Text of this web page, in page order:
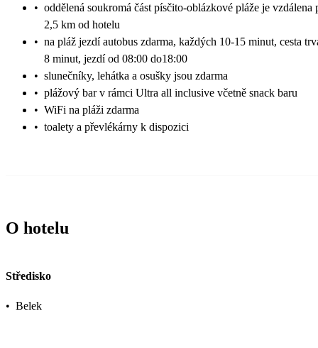
• oddělená soukromá část písčito-oblázkové pláže je vzdálena
2,5 km od hotelu
• na pláž jezdí autobus zdarma, každých 10-15 minut, cesta
8 minut, jezdí od 08:00 do18:00
• slunečníky, lehátka a osušky jsou zdarma
• plážový bar v rámci Ultra all inclusive včetně snack baru
• WiFi na pláži zdarma
• toalety a převlékárny k dispozici
O hotelu
Středisko
• Belek